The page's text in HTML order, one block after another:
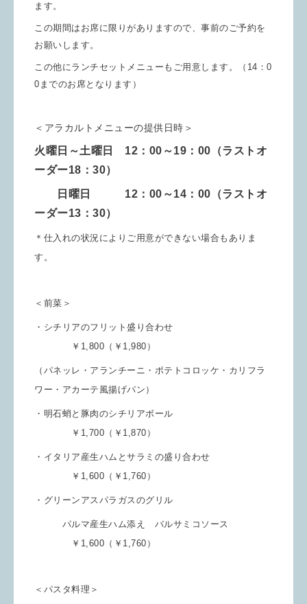
ます。
この期間はお席に限りがありますので、事前のご予約を
お願いします。
この他にランチセットメニューもご用意します。（14：0
0までのお席となります）
＜アラカルトメニューの提供日時＞
火曜日～土曜日 12：00～19：00（ラストオ
ーダー18：30）
日曜日 12：00～14：00（ラストオ
ーダー13：30）
＊ 仕入れの状況によりご用意ができない場合もありま
す。
＜前菜＞
・シチリアのフリット盛り合わせ
￥1,800（￥1,980）
（パネッレ・アランチーニ・ポテトコロッケ・カリフラ
ワー・アカーテ風揚げパン）
・明石蛸と豚肉のシチリアボール
￥1,700（￥1,870）
・イタリア産生ハムとサラミの盛り合わせ
￥1,600（￥1,760）
・グリーンアスパラガスのグリル
パルマ産生ハム添え バルサミコソース
￥1,600（￥1,760）
＜パスタ料理＞